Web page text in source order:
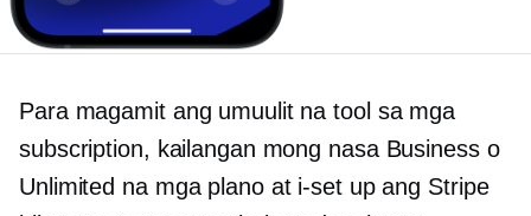
Para magamit ang umuulit na tool sa mga
subscription, kailangan mong nasa Business o
Unlimited na mga plano at i-set up ang Stripe